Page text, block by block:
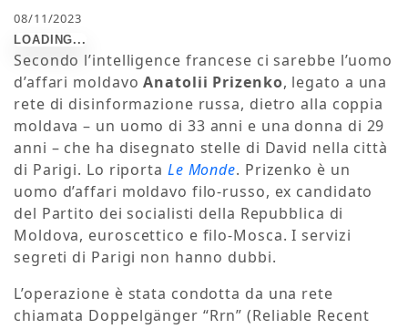
08/11/2023
Secondo l’intelligence francese ci sarebbe l’uomo
d’affari moldavoAnatolii Prizenko, legato a una
rete di disinformazione russa, dietro alla coppia
moldava – un uomo di 33 anni e una donna di 29
anni – che ha disegnato stelle di David nella città
di Parigi. Lo riporta Le Monde. Prizenko è un
uomo d’affari moldavo filo-russo, ex candidato
del Partito dei socialisti della Repubblica di
Moldova, euroscettico e filo-Mosca. I servizi
segreti di Parigi non hanno dubbi.
L’operazione è stata condotta da una rete
chiamata Doppelgänger “Rrn” (Reliable Recent